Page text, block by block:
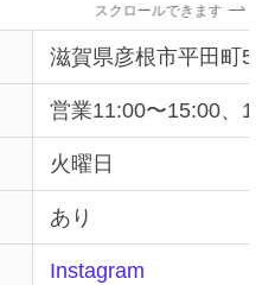
スクロールできます
滋賀県彦根市平田町
営業11:00〜15:00、
火曜日
あり
Instagram